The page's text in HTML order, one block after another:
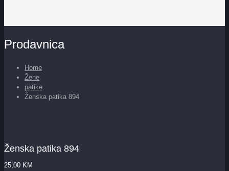
Prodavnica
Home
Žene
patike
Ženska patika 894
Ženska patika 894
25,00 KM